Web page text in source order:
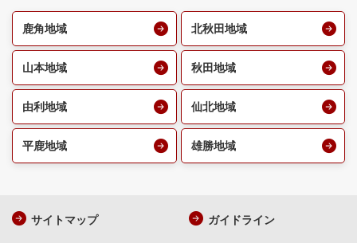
鹿角地域 北秋田地域
山本地域 秋田地域
由利地域 仙北地域
平鹿地域 雄勝地域
サイトマップ ガイドライン